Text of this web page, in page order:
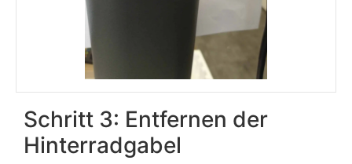
Schritt 3: Entfernen der
Hinterradgabel